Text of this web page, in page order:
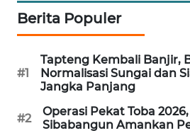
Berita Populer
#1
Tapteng Kembali Banjir,
Normalisasi Sungai dan
Jangka Panjang
#2
Operasi Pekat Toba
Sibabangun Amankan
NEWS
NEWS
NEWS